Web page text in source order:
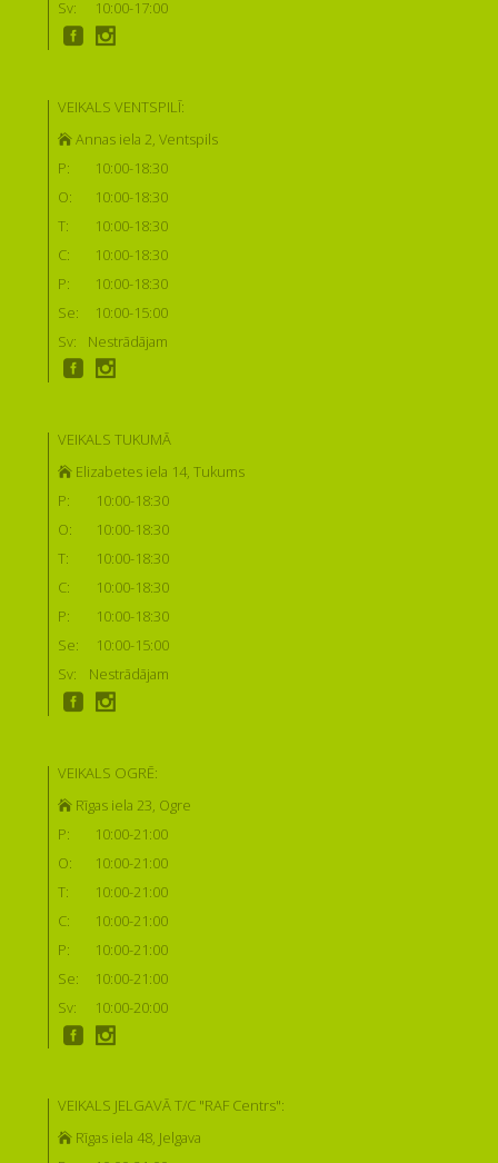
Sv:
10:00-17:00
VEIKALS VENTSPILĪ:
Annas iela 2, Ventspils
P:
10:00-18:30
O:
10:00-18:30
T:
10:00-18:30
C:
10:00-18:30
P:
10:00-18:30
Se:
10:00-15:00
Sv:
Nestrādājam
VEIKALS TUKUMĀ
Elizabetes iela 14, Tukums
P:
10:00-18:30
O:
10:00-18:30
T:
10:00-18:30
C:
10:00-18:30
P:
10:00-18:30
Se:
10:00-15:00
Sv:
Nestrādājam
VEIKALS OGRĒ:
Rīgas iela 23, Ogre
P:
10:00-21:00
O:
10:00-21:00
T:
10:00-21:00
C:
10:00-21:00
P:
10:00-21:00
Se:
10:00-21:00
Sv:
10:00-20:00
VEIKALS JELGAVĀ T/C "RAF Centrs":
Rīgas iela 48, Jelgava